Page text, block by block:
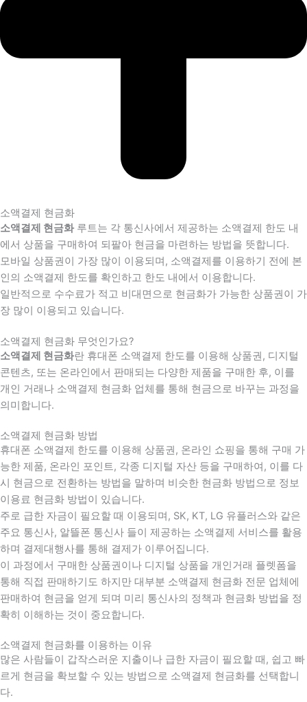
소액결제 현금화
소액결제 현금화루트는 각 통신사에서 제공하는 소액결제 한도 내
에서 상품을 구매하여 되팔아 현금을 마련하는 방법을 뜻합니다.
모바일 상품권이 가장 많이 이용되며, 소액결제를 이용하기 전에 본
인의 소액결제 한도를 확인하고 한도 내에서 이용합니다.
일반적으로 수수료가 적고 비대면으로 현금화가 가능한 상품권이 가
장 많이 이용되고 있습니다.
소액결제 현금화 무엇인가요?
소액결제 현금화란 휴대폰 소액결제 한도를 이용해 상품권, 디지털
콘텐츠, 또는 온라인에서 판매되는 다양한 제품을 구매한 후, 이를
개인 거래나 소액결제 현금화 업체를 통해 현금으로 바꾸는 과정을
의미합니다.
소액결제 현금화 방법
휴대폰 소액결제 한도를 이용해 상품권, 온라인 쇼핑을 통해 구매 가
능한 제품, 온라인 포인트, 각종 디지털 자산 등을 구매하여, 이를 다
시 현금으로 전환하는 방법을 말하며 비슷한 현금화 방법으로 정보
이용료 현금화 방법이 있습니다.
주로 급한 자금이 필요할 때 이용되며, SK, KT, LG 유플러스와 같은
주요 통신사, 알뜰폰 통신사 들이 제공하는 소액결제 서비스를 활용
하며 결제대행사를 통해 결제가 이루어집니다.
이 과정에서 구매한 상품권이나 디지털 상품을 개인거래 플렛폼을
통해 직접 판매하기도 하지만 대부분 소액결제 현금화 전문 업체에
판매하여 현금을 얻게 되며 미리 통신사의 정책과 현금화 방법을 정
확히 이해하는 것이 중요합니다.
소액결제 현금화를 이용하는 이유
많은 사람들이 갑작스러운 지출이나 급한 자금이 필요할 때 , 쉽고 빠
르게 현금을 확보할 수 있는 방법으로 소액결제 현금화를 선택합니
다.